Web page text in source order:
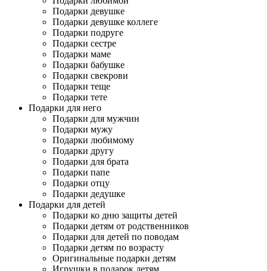
Подарки девушке
Подарки девушке коллеге
Подарки подруге
Подарки сестре
Подарки маме
Подарки бабушке
Подарки свекрови
Подарки теще
Подарки тете
Подарки для него
Подарки для мужчин
Подарки мужу
Подарки любимому
Подарки другу
Подарки для брата
Подарки папе
Подарки отцу
Подарки дедушке
Подарки для детей
Подарки ко дню защиты детей
Подарки детям от родственников
Подарки для детей по поводам
Подарки детям по возрасту
Оригинальные подарки детям
Игрушки в подарок детям